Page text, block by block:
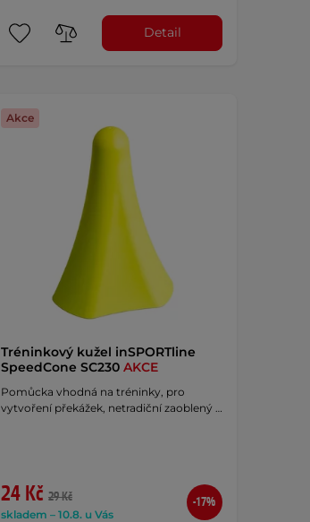
Detail
Akce
Tréninkový kužel inSPORTline
SpeedCone SC230 AKCE
Pomůcka vhodná na tréninky, pro
vytvoření překážek, netradiční zaoblený …
24 Kč 29 Kč
skladem – 10.8. u Vás
-17%